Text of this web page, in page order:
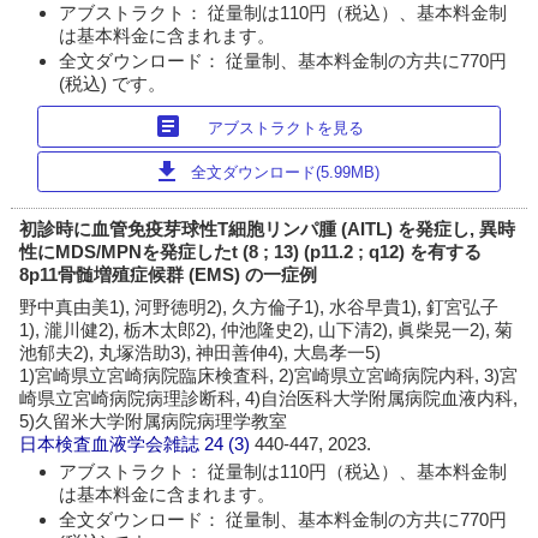
アブストラクト： 従量制は110円（税込）、基本料金制
は基本料金に含まれます。
全文ダウンロード： 従量制、基本料金制の方共に770円
(税込) です。
article アブストラクトを見る
download 全文ダウンロード(5.99MB)
初診時に血管免疫芽球性T細胞リンパ腫 (AITL) を発症し, 異時
性にMDS/MPNを発症したt (8 ; 13) (p11.2 ; q12) を有する
8p11骨髄増殖症候群 (EMS) の一症例
野中真由美1), 河野徳明2), 久方倫子1), 水谷早貴1), 釘宮弘子
1), 瀧川健2), 栃木太郎2), 仲池隆史2), 山下清2), 眞柴晃一2), 菊
池郁夫2), 丸塚浩助3), 神田善伸4), 大島孝一5)
1)宮崎県立宮崎病院臨床検査科, 2)宮崎県立宮崎病院内科, 3)宮
崎県立宮崎病院病理診断科, 4)自治医科大学附属病院血液内科,
5)久留米大学附属病院病理学教室
日本検査血液学会雑誌 24 (3)440-447, 2023.
アブストラクト： 従量制は110円（税込）、基本料金制
は基本料金に含まれます。
全文ダウンロード： 従量制、基本料金制の方共に770円